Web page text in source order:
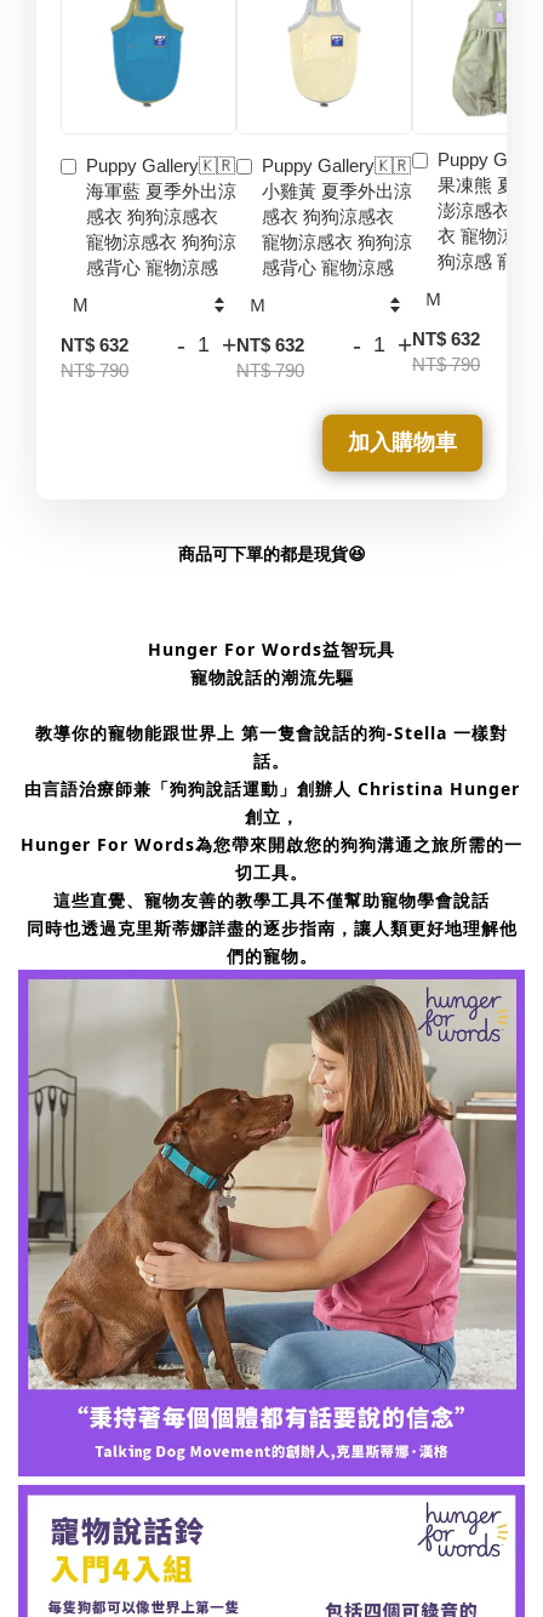
Puppy Gallery🇰🇷
海軍藍 夏季外出涼
感衣 狗狗涼感衣
寵物涼感衣 狗狗涼
感背心 寵物涼感
NT$ 632
NT$ 790
- +
Puppy Gallery🇰🇷
小雞黃 夏季外出涼
感衣 狗狗涼感衣
寵物涼感衣 狗狗涼
感背心 寵物涼感
NT$ 632
NT$ 790
- +
Puppy
果凍熊 夏季
澎涼感衣 狗
衣 寵物涼感
狗涼感 寵物
NT$ 632
NT$ 790
加入購物車
商品可下單的都是現貨😆
Hunger For Words益智玩具
寵物說話的潮流先驅
教導你的寵物能跟世界上 第一隻會說話的狗-Stella 一樣對
話。
由言語治療師兼「狗狗說話運動」創辦人 Christina Hunger
創立，
Hunger For Words為您帶來開啟您的狗狗溝通之旅所需的一
切工具。
這些直覺、寵物友善的教學工具不僅幫助寵物學會說話
同時也透過克里斯蒂娜詳盡的逐步指南，讓人類更好地理解他
們的寵物。